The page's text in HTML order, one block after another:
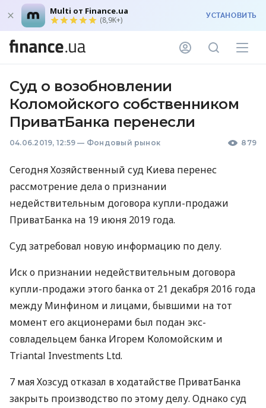
Multi от Finance.ua
(8,9K+) УСТАНОВИТЬ
Суд о возобновлении
Коломойского собственником
ПриватБанка перенесли
04.06.2019, 12:59 — Фондовый рынок 879
Сегодня Хозяйственный суд Киева перенес
рассмотрение дела о признании
недействительным договора купли-продажи
ПриватБанка на 19 июня 2019 года.
Суд затребовал новую информацию по делу.
Иск о признании недействительным договора
купли-продажи этого банка от 21 декабря 2016 года
между Минфином и лицами, бывшими на тот
момент его акционерами был подан экс-
совладельцем банка Игорем Коломойским и
Triantal Investments Ltd.
7 мая Хозсуд отказал в ходатайстве ПриватБанка
закрыть производство по этому делу. Однако суд